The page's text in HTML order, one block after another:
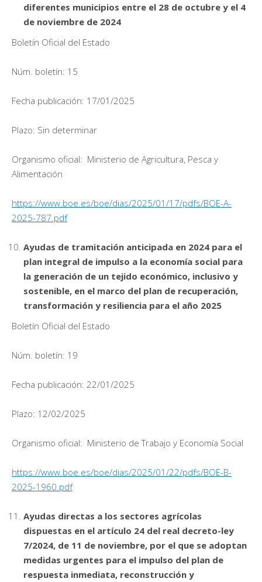
diferentes municipios entre el 28 de octubre y el 4
de noviembre de 2024
Boletín Oficial del Estado
Núm. boletín: 15
Fecha publicación: 17/01/2025
Plazo: Sin determinar
Organismo oficial: Ministerio de Agricultura, Pesca y
Alimentación
https://www.boe.es/boe/dias/2025/01/17/pdfs/BOE-A-
2025-787.pdf
Ayudas de tramitación anticipada en 2024 para el
plan integral de impulso a la economía social para
la generación de un tejido económico, inclusivo y
sostenible, en el marco del plan de recuperación,
transformación y resiliencia para el año 2025
Boletín Oficial del Estado
Núm. boletín: 19
Fecha publicación: 22/01/2025
Plazo: 12/02/2025
Organismo oficial: Ministerio de Trabajo y Economía Social
https://www.boe.es/boe/dias/2025/01/22/pdfs/BOE-B-
2025-1960.pdf
Ayudas directas a los sectores agrícolas
dispuestas en el artículo 24 del real decreto-ley
7/2024, de 11 de noviembre, por el que se adoptan
medidas urgentes para el impulso del plan de
respuesta inmediata, reconstrucción y